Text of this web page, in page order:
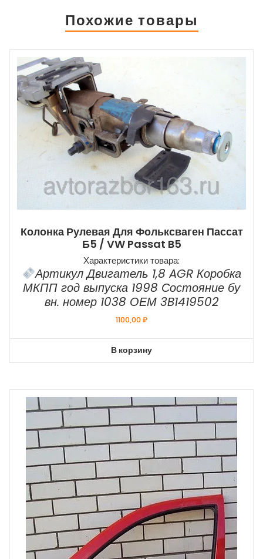
Похожие товары
Колонка Рулевая Для Фольксваген Пассат
Б5 / VW Passat B5
Характеристики товара:
Артикул Двигатель 1,8 AGR Коробка
МКПП год выпуска 1998 Состояние бу
вн. номер 1038 ОЕМ 3B1419502
1100,00₽
В корзину